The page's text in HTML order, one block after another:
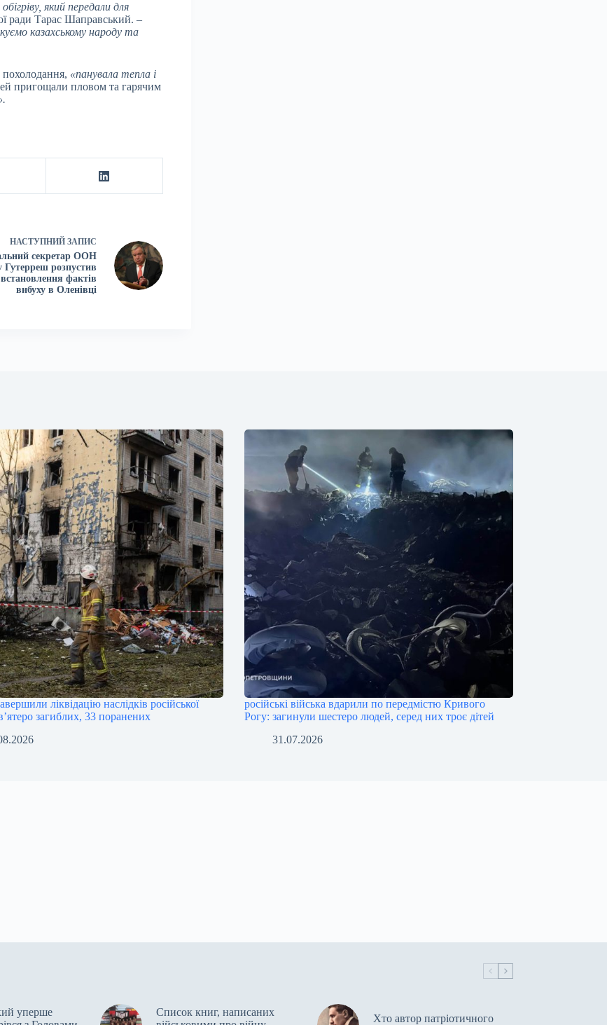
який передали для
ради Тарас Шаправський. –
казахському народу та
похолодання, «панувала тепла і
пригощали пловом та гарячим
НАСТУПНИЙ ЗАПИС
секретар ООН
Гутерреш розпустив
встановлення фактів
вибуху в Оленівці
ліквідацію наслідків російської
загиблих, 33 поранених
російські війська вдарили по передмістю Кривого
Рогу: загинули шестеро людей, серед них троє дітей
31.07.2026
уперше
Список книг, написаних
Хто автор патріотичного